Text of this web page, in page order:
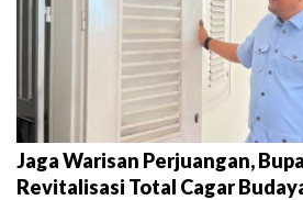
Jaga Warisan Perjuangan,
Revitalisasi Total Cagar